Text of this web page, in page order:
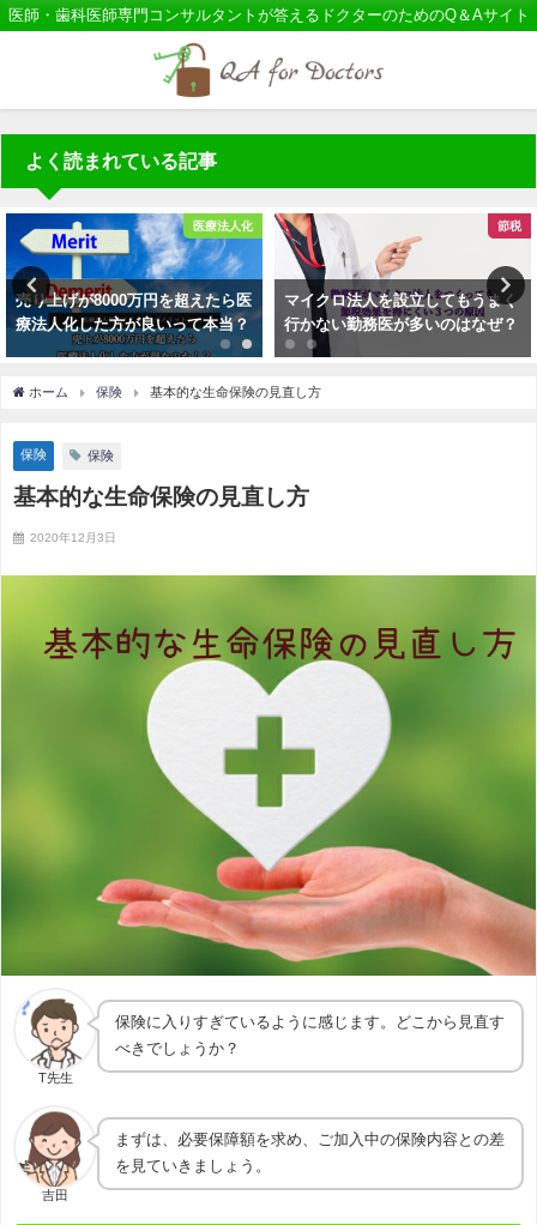
医師・歯科医師専門コンサルタントが答えるドクターのためのQ＆Aサイト
よく読まれている記事
医療法人化
売り上げが8000万円を超えたら医
療法人化した方が良いって本当？
節税
マイクロ法人を設立してもうまく
行かない勤務医が多いのはなぜ？
ホーム 保険 基本的な生命保険の見直し方
保険 保険
基本的な生命保険の見直し方
2020年12月3日
T先生
保険に入りすぎているように感じます。どこから見直す
べきでしょうか？
吉田
まずは、必要保障額を求め、ご加入中の保険内容との差
を見ていきましょう。